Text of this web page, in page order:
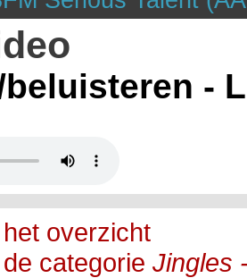
-
overzicht
categorie Jingles